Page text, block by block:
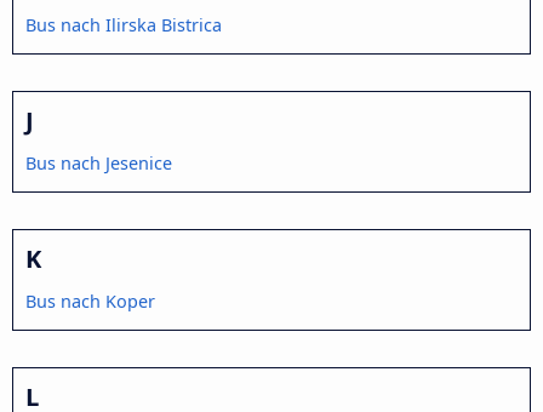
Bus nach Ilirska Bistrica
J
Bus nach Jesenice
K
Bus nach Koper
L